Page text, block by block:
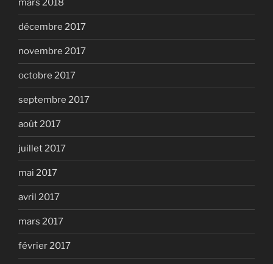
mars 2018
décembre 2017
novembre 2017
octobre 2017
septembre 2017
août 2017
juillet 2017
mai 2017
avril 2017
mars 2017
février 2017